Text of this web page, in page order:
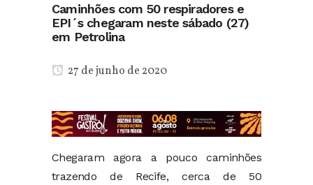
Caminhões com 50 respiradores e
EPI´s chegaram neste sábado (27)
em Petrolina
27 de junho de 2020
Chegaram agora a pouco caminhões
trazendo de Recife, cerca de 50